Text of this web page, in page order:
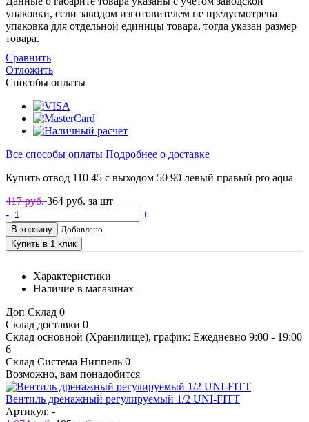
упаковки, если заводом изготовителем не предусмотрена
упаковка для отдельной единицы товара, тогда указан размер
товара.
Сравнить
Отложить
Способы оплаты
Все способы оплаты Подробнее о доставке
Купить отвод 110 45 с выходом 50 90 левый правый pro aqua
417 руб.364 руб. за шт
-
+
В корзину
Добавлено
Купить в 1 клик
Характеристики
Наличие в магазинах
Доп Склад 0
Склад доставки 0
Склад основной (Хранилище), график: Ежедневно 9:00 - 19:00
6
Склад Система Ниппель 0
Возможно, вам понадобится
Вентиль дренажный регулируемый 1/2 UNI-FITT
Артикул: -